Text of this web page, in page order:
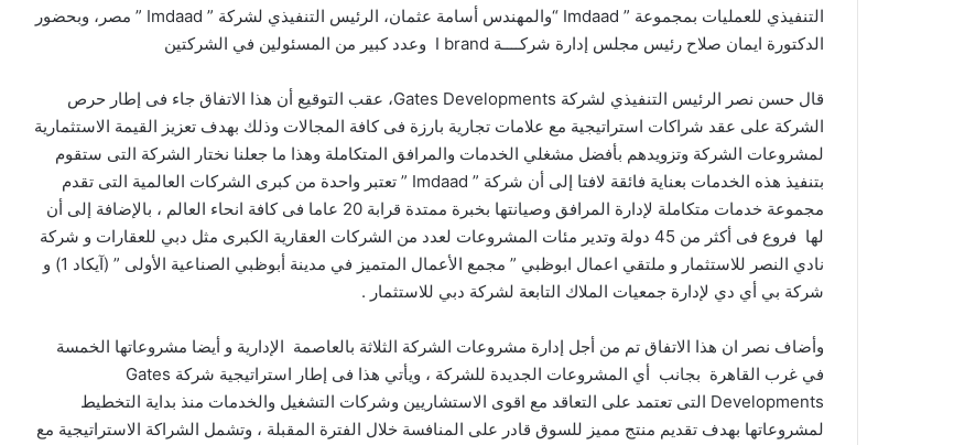
التنفيذي للعمليات بمجموعة ” Imdaad “والمهندس أسامة عثمان، الرئيس التنفيذي لشركة ” Imdaad ” مصر، وبحضور
الدكتورة ايمان صلاح رئيس مجلس إدارة شركــــة I brand وعدد كبير من المسئولين في الشركتين
قال حسن نصر الرئيس التنفيذي لشركة Gates Developments، عقب التوقيع أن هذا الاتفاق جاء فى إطار حرص
الشركة على عقد شراكات استراتيجية مع علامات تجارية بارزة فى كافة المجالات وذلك بهدف تعزيز القيمة الاستثمارية
لمشروعات الشركة وتزويدهم بأفضل مشغلي الخدمات والمرافق المتكاملة وهذا ما جعلنا نختار الشركة التى ستقوم
بتنفيذ هذه الخدمات بعناية فائقة لافتا إلى أن شركة ” Imdaad ” تعتبر واحدة من كبرى الشركات العالمية التى تقدم
مجموعة خدمات متكاملة لإدارة المرافق وصيانتها بخبرة ممتدة قرابة 20 عاما فى كافة انحاء العالم ، بالإضافة إلى أن
لها فروع فى أكثر من 45 دولة وتدير مئات المشروعات لعدد من الشركات العقارية الكبرى مثل دبي للعقارات و شركة
نادي النصر للاستثمار و ملتقي اعمال ابوظبي ” مجمع الأعمال المتميز في مدينة أبوظبي الصناعية الأولى ” (آيكاد 1) و
شركة بي أي دي لإدارة جمعيات الملاك التابعة لشركة دبي للاستثمار .
وأضاف نصر ان هذا الاتفاق تم من أجل إدارة مشروعات الشركة الثلاثة بالعاصمة الإدارية و أيضا مشروعاتها الخمسة
في غرب القاهرة بجانب أي المشروعات الجديدة للشركة ، ويأتي هذا فى إطار استراتيجية شركة Gates
Developments التى تعتمد على التعاقد مع اقوى الاستشاريين وشركات التشغيل والخدمات منذ بداية التخطيط
لمشروعاتها بهدف تقديم منتج مميز للسوق قادر على المنافسة خلال الفترة المقبلة ، وتشمل الشراكة الاستراتيجية مع